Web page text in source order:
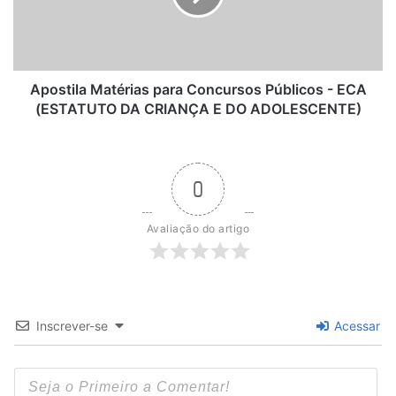
DA
CRIANÇA
Apostila Matérias para Concursos Públicos - ECA
(ESTATUTO DA CRIANÇA E DO ADOLESCENTE)
0
Avaliação do artigo
Inscrever-se Acessar